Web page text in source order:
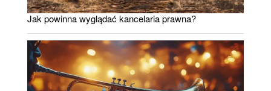
Jak powinna wyglądać kancelaria prawna?